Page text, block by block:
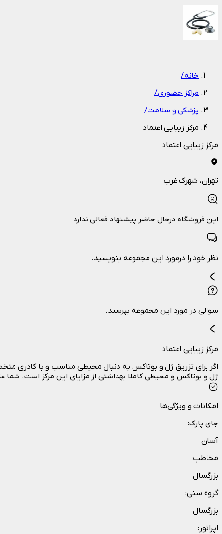
خانه/
مراکز حضوری/
پزشکی و سلامت/
مرکز زیبایی اعتماد
مرکز زیبایی اعتماد
تهران، شهرک غرب
این فروشگاه درحال حاضر پیشنهاد فعالی ندارد
نظر خود را درمورد این مجموعه بنویسید.
سوالی در مورد این مجموعه بپرسید.
مرکز زیبایی اعتماد
اگر برای تزریق ژل و بوتاکس به دنبال محیطی مناسب و با کادری
ژل و بوتاکس و محیطی کاملا بهداشتی از مزایای این مرکز است.
امکانات و ویژگی‌ها
جای پارک:
آسان
مخاطب:
بزرگسال
گروه سنی:
بزرگسال
اپراتور :